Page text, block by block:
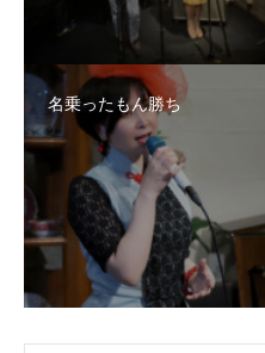
名乗ったもん勝ち